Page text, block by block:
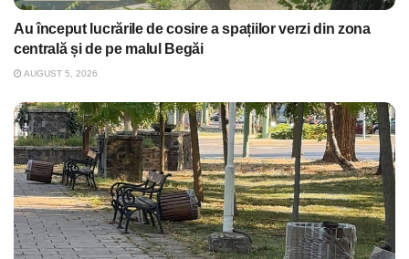
Au început lucrările de cosire a spațiilor verzi din zona
centrală și de pe malul Begăi
AUGUST 5, 2026